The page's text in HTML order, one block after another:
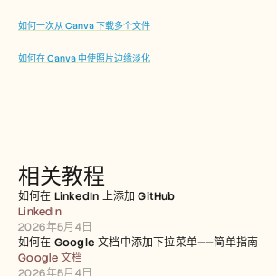
如何一次从 Canva 下载多个文件
如何在 Canva 中使照片边缘淡化
相关教程
如何在 LinkedIn 上添加 GitHub
LinkedIn
2026年5月4日
如何在 Google 文档中添加下拉菜单——简单指南
Google 文档
2026年5月4日